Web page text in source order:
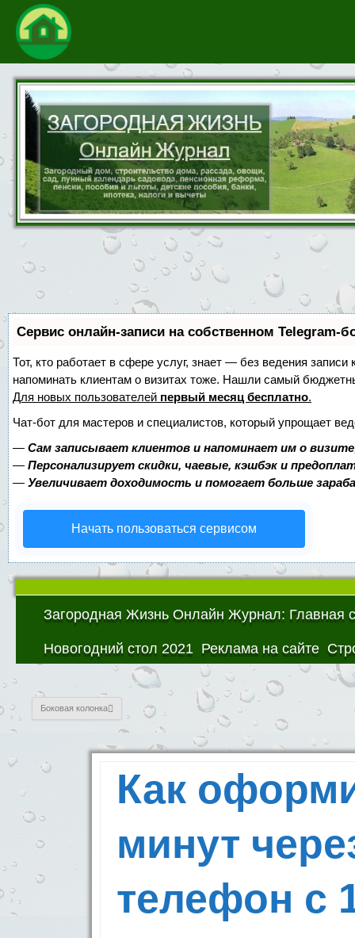
Сервис онлайн-записи на собственном Telegram-
Тот, кто работает в сфере услуг, знает — без ведения
напоминать клиентам о визитах тоже. Нашли самый
Для новых пользователей первый месяц бесплатно.
Чат-бот для мастеров и специалистов, который упрощает
— Сам записывает клиентов и напоминает им о
— Персонализирует скидки, чаевые, кэшбэк и
— Увеличивает доходимость и помогает больше
Начать пользоваться сервисом
Загородная Жизнь Онлайн Журнал: Главная
Новогодний стол 2021 Реклама на сайте
Боковая колонка
Как
минут
телефон с